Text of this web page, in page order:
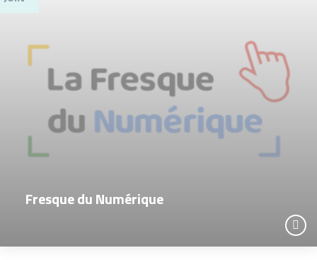
Fresque du Numérique